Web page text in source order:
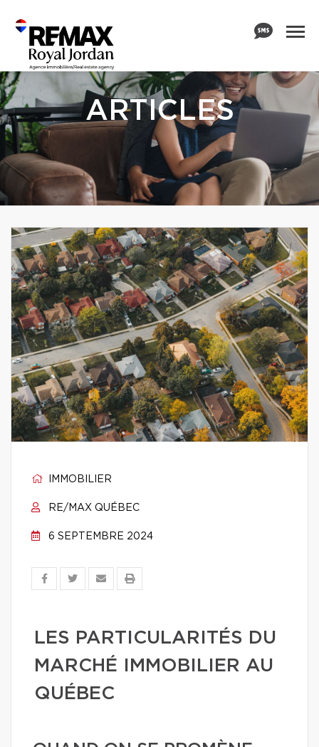
ARTICLES
IMMOBILIER
RE/MAX QUÉBEC
6 SEPTEMBRE 2024
LES PARTICULARITÉS DU
MARCHÉ IMMOBILIER AU
QUÉBEC